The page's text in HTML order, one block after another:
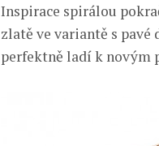
Inspirace spirálou
zlatě ve variantě s pavé
perfektně ladí k novým